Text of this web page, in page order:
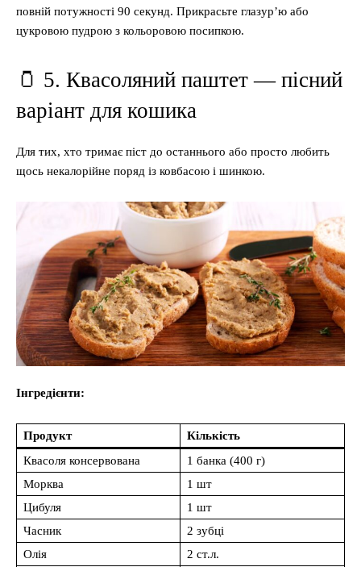
повній потужності 90 секунд. Прикрасьте глазур’ю або
цукровою пудрою з кольоровою посипкою.
🫙 5. Квасоляний паштет — пісний
варіант для кошика
Для тих, хто тримає піст до останнього або просто любить
щось некалорійне поряд із ковбасою і шинкою.
Інгредієнти:
Продукт
Кількість
Квасоля консервована
1 банка (400 г)
Морква
1 шт
Цибуля
1 шт
Часник
2 зубці
Олія
2 ст.л.